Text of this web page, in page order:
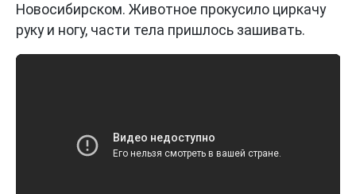
Новосибирском. Животное прокусило циркачу
руку и ногу, части тела пришлось зашивать.